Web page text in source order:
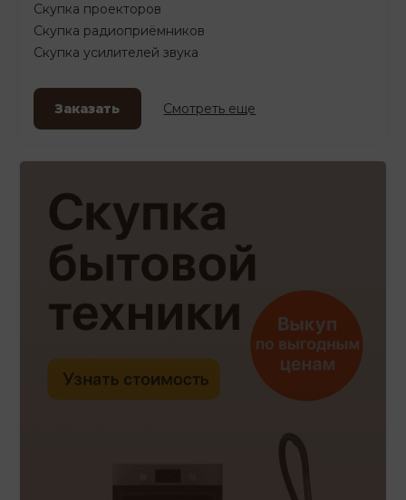
Скупка проекторов
Скупка радиоприёмников
Скупка усилителей звука
Заказать Смотреть еще